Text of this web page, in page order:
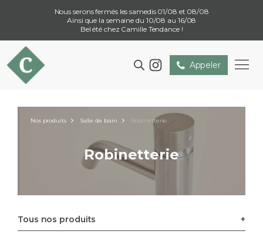
Nous serons fermés les samedis 01/08 et 08/08
Ainsi que la semaine du 10/08 au 16/08
Bel été chez Camille Tendance !
Appeler
Nos produits Salle de bain Robinetterie
Robinetterie
Tous nos produits